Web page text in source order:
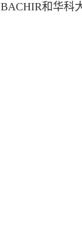
BACHIR和华科